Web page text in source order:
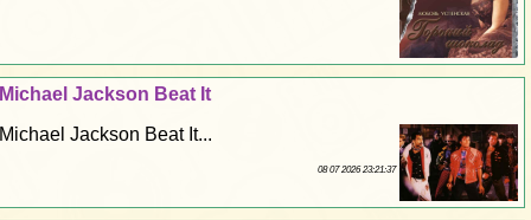
Michael Jackson Beat It
Michael Jackson Beat It...
08 07 2026 23:21:37